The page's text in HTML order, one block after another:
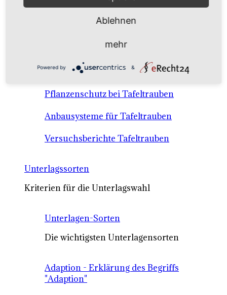
Anbausysteme & Recht
Tafeltrauben A-Z Sortenbeschreibungen
Tafeltraubenanbau - rechtliche
Voraussetzungen
Pflanzenschutz bei Tafeltrauben
Anbausysteme für Tafeltrauben
Versuchsberichte Tafeltrauben
Unterlagssorten
Kriterien für die Unterlagswahl
Unterlagen-Sorten
Die wichtigsten Unterlagensorten
Adaption - Erklärung des Begriffs
"Adaption"
Ablehnen
mehr
Powered by &